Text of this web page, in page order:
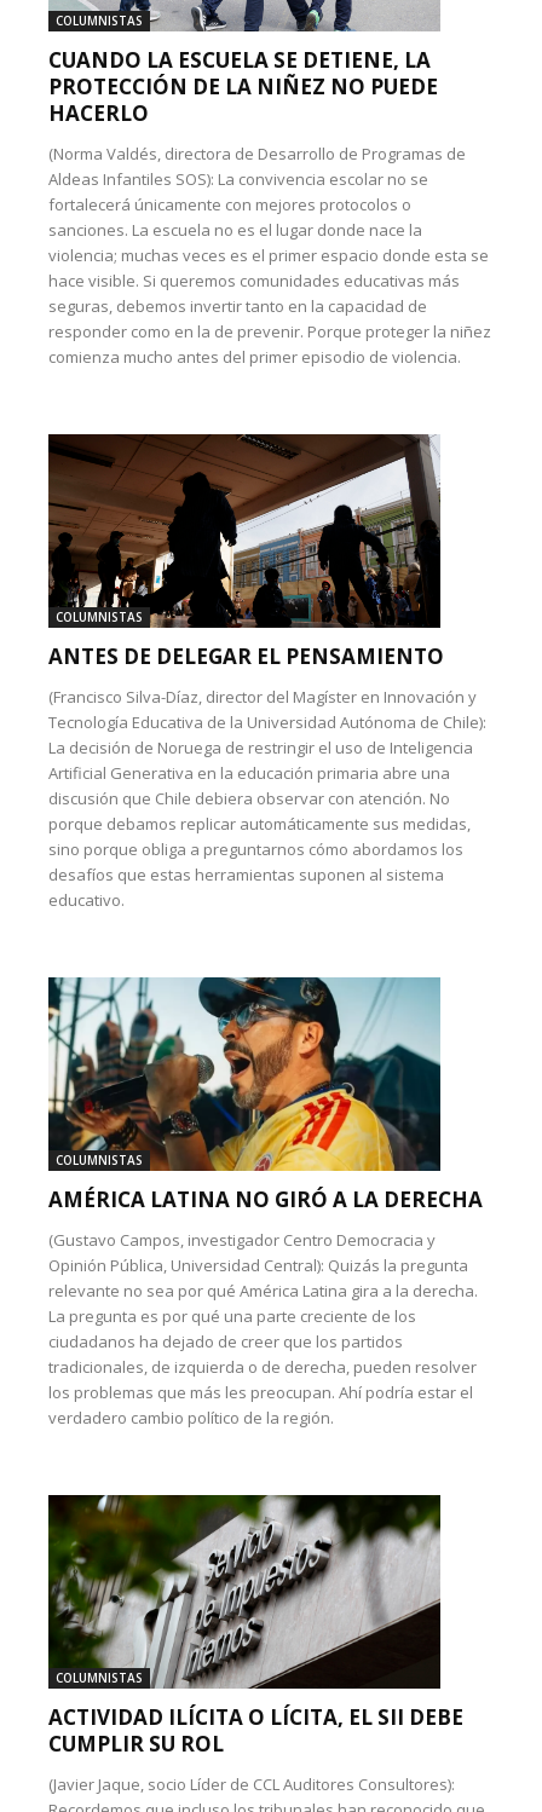
COLUMNISTAS
CUANDO LA ESCUELA SE DETIENE, LA
PROTECCIÓN DE LA NIÑEZ NO PUEDE
HACERLO
(Norma Valdés, directora de Desarrollo de Programas de
Aldeas Infantiles SOS): La convivencia escolar no se
fortalecerá únicamente con mejores protocolos o
sanciones. La escuela no es el lugar donde nace la
violencia; muchas veces es el primer espacio donde esta se
hace visible. Si queremos comunidades educativas más
seguras, debemos invertir tanto en la capacidad de
responder como en la de prevenir. Porque proteger la niñez
comienza mucho antes del primer episodio de violencia.
COLUMNISTAS
ANTES DE DELEGAR EL PENSAMIENTO
(Francisco Silva-Díaz, director del Magíster en Innovación y
Tecnología Educativa de la Universidad Autónoma de Chile):
La decisión de Noruega de restringir el uso de Inteligencia
Artificial Generativa en la educación primaria abre una
discusión que Chile debiera observar con atención. No
porque debamos replicar automáticamente sus medidas,
sino porque obliga a preguntarnos cómo abordamos los
desafíos que estas herramientas suponen al sistema
educativo.
COLUMNISTAS
AMÉRICA LATINA NO GIRÓ A LA DERECHA
(Gustavo Campos, investigador Centro Democracia y
Opinión Pública, Universidad Central): Quizás la pregunta
relevante no sea por qué América Latina gira a la derecha.
La pregunta es por qué una parte creciente de los
ciudadanos ha dejado de creer que los partidos
tradicionales, de izquierda o de derecha, pueden resolver
los problemas que más les preocupan. Ahí podría estar el
verdadero cambio político de la región.
COLUMNISTAS
ACTIVIDAD ILÍCITA O LÍCITA, EL SII DEBE
CUMPLIR SU ROL
(Javier Jaque, socio Líder de CCL Auditores Consultores):